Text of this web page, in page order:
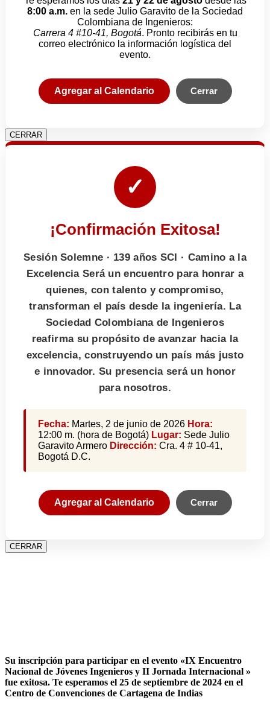
8:00 a.m. en la sede Julio Garavito de la Sociedad
Colombiana de Ingenieros:
Carrera 4 #10-41, Bogotá. Pronto recibirás en tu
correo electrónico la información logística del
evento.
Agregar al Calendario Cerrar
CERRAR
✓
¡Confirmación Exitosa!
Sesión Solemne · 139 años SCI · Camino a la
Excelencia Será un encuentro para honrar a
quienes, con talento y compromiso,
transforman el país desde la ingeniería. La
Sociedad Colombiana de Ingenieros
reafirma su propósito de avanzar hacia la
excelencia, construyendo un país más justo
e innovador. Su presencia será un honor
para nosotros.
Fecha: Martes, 2 de junio de 2026 Hora:
12:00 m. (hora de Bogotá) Lugar: Sede Julio
Garavito Armero Dirección: Cra. 4 # 10-41,
Bogotá D.C.
Agregar al Calendario Cerrar
CERRAR
Su inscripción para participar en el evento «IX Encuentro
Nacional de Jóvenes Ingenieros y II Jornada Internacional »
fue exitosa. Te esperamos el 25 de septiembre de 2024 en el
Centro de Convenciones de Cartagena de Indias